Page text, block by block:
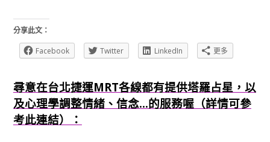
分享此文：
Facebook
Twitter LinkedIn 更多
尋意在台北捷運MRT各線都有提供塔羅占星，以
及心理學調整情緒、信念...的服務喔（詳情可參
考此連結）：